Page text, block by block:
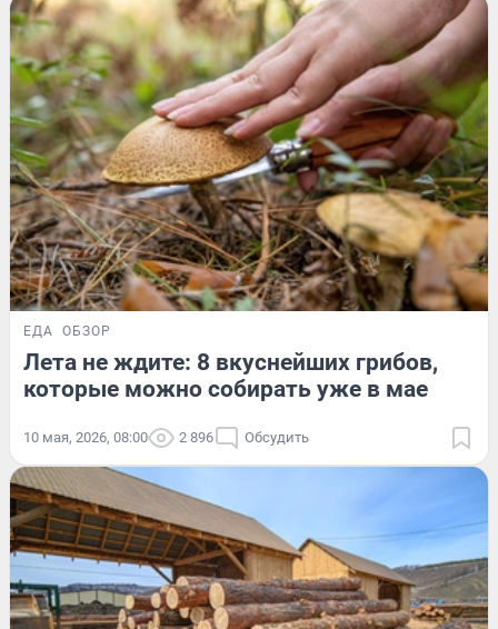
ЕДА ОБЗОР
Лета не ждите: 8 вкуснейших грибов,
которые можно собирать уже в мае
10 мая, 2026, 08:00 2 896 Обсудить